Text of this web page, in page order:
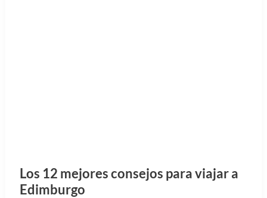
Los 12 mejores consejos para viajar a
Edimburgo